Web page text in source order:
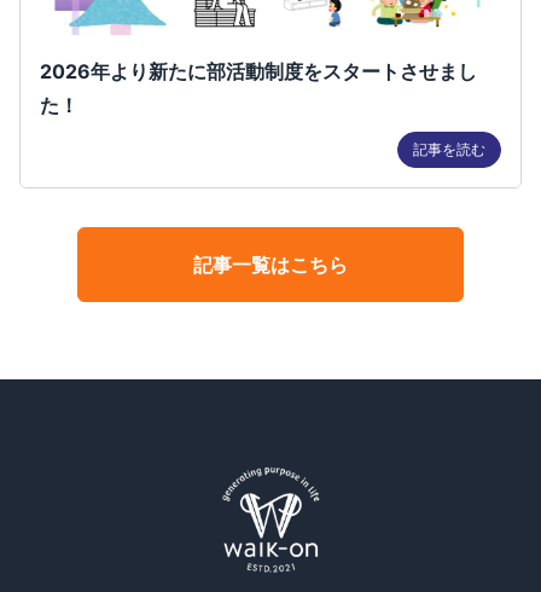
2026年より新たに部活動制度をスタートさせまし
た！
記事を読む
記事一覧はこちら